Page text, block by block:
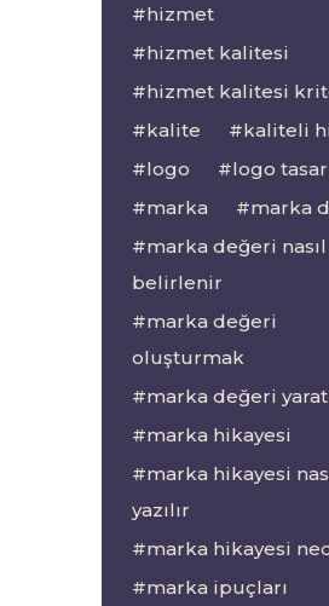
hizmet
hizmet kalitesi
hizmet kalitesi
kalite
kaliteli
logo
logo
marka
marka
marka değeri nasıl
belirlenir
marka değeri
oluşturmak
marka değeri
marka hikayesi
marka hikayesi
yazılır
marka hikayesi
marka ipuçları